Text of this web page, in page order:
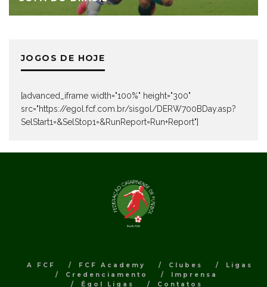
JOGOS DE HOJE
[advanced_iframe width="100%" height="300"
src="https://egol.fcf.com.br/sisgol/DERW700BDay.asp?
SelStart1=&SelStop1=&RunReport=Run+Report"]
A FCF FCF Academy Clubes
Ligas
Credenciamento
Imprensa
Égol Ligas
Contatos